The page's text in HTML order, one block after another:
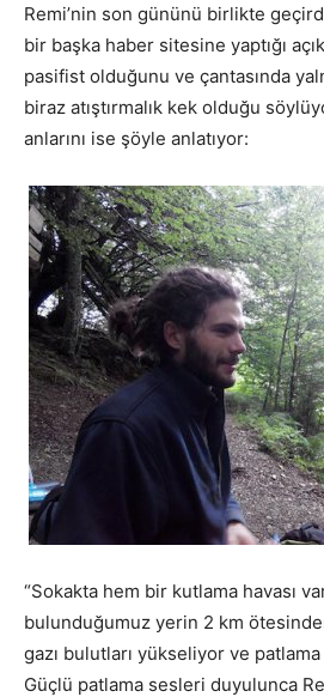
Remi’nin son gününü birlikte
bir başka haber sitesine yaptığı
pasifist olduğunu ve çantasında
biraz atıştırmalık kek olduğu
anlarını ise şöyle anlatıyor:
“Sokakta hem bir kutlama havası
bulunduğumuz yerin 2 km
gazı bulutları yükseliyor ve
Güçlü patlama sesleri duyulunca